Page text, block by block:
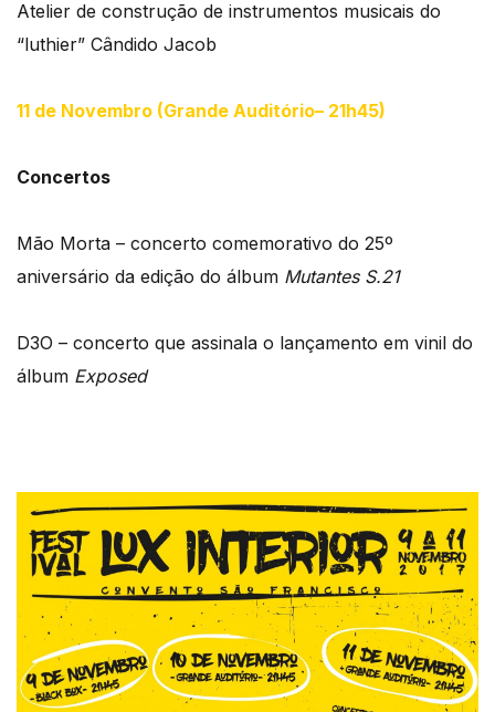
Atelier de construção de instrumentos musicais do
“luthier” Cândido Jacob
11 de Novembro (Grande Auditório– 21h45)
Concertos
Mão Morta – concerto comemorativo do 25º
aniversário da edição do álbum Mutantes S.21
D3O – concerto que assinala o lançamento em vinil do
álbum Exposed